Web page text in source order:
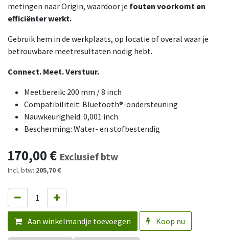
metingen naar Origin, waardoor je fouten voorkomt en
efficiënter werkt.
Gebruik hem in de werkplaats, op locatie of overal waar je
betrouwbare meetresultaten nodig hebt.
Connect. Meet. Verstuur.
Meetbereik: 200 mm / 8 inch
Compatibiliteit: Bluetooth®-ondersteuning
Nauwkeurigheid: 0,001 inch
Bescherming: Water- en stofbestendig
170,00€ Exclusief btw
Incl. btw: 205,70 €
Aan winkelmandje toevoegen Koop nu